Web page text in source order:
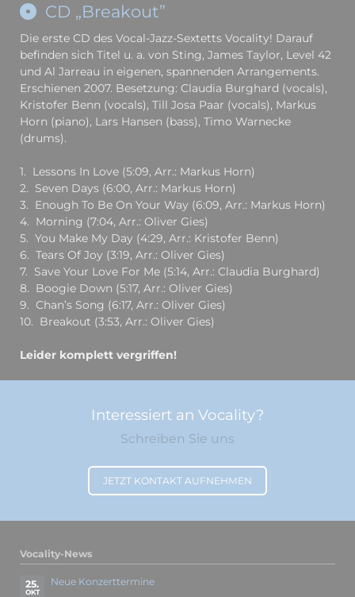
CD „Breakout”
Die erste CD des Vocal-Jazz-Sextetts Vocality! Darauf
befinden sich Titel u. a. von Sting, James Taylor, Level 42
und Al Jarreau in eigenen, spannenden Arrangements.
Erschienen 2007. Besetzung: Claudia Burghard (vocals),
Kristofer Benn (vocals), Till Josa Paar (vocals), Markus
Horn (piano), Lars Hansen (bass), Timo Warnecke
(drums).
1. Lessons In Love (5:09, Arr.: Markus Horn)
2. Seven Days (6:00, Arr.: Markus Horn)
3. Enough To Be On Your Way (6:09, Arr.: Markus Horn)
4. Morning (7:04, Arr.: Oliver Gies)
5. You Make My Day (4:29, Arr.: Kristofer Benn)
6. Tears Of Joy (3:19, Arr.: Oliver Gies)
7. Save Your Love For Me (5:14, Arr.: Claudia Burghard)
8. Boogie Down (5:17, Arr.: Oliver Gies)
9. Chan’s Song (6:17, Arr.: Oliver Gies)
10. Breakout (3:53, Arr.: Oliver Gies)
Leider komplett vergriffen!
Interessiert an Vocality?
Schreiben Sie uns
JETZT KONTAKT AUFNEHMEN
Vocality-News
25.
OKT
Neue Konzerttermine